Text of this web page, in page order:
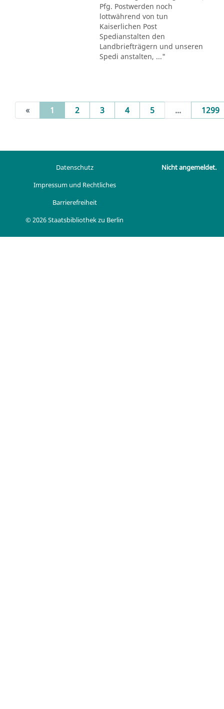
Pfg. Postwerden noch
lottwährend von tun
Kaiserlichen Post
Spedianstalten den
Landbriefträgern und unseren
Spedi anstalten, ..."
« 1 (current)
2 3 4 5 ... 1299
Datenschutz
Impressum und Rechtliches
Barrierefreiheit
© 2026 Staatsbibliothek zu Berlin
Nicht angemeldet.